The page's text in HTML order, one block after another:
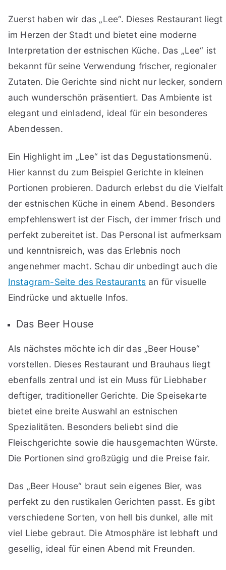
Zuerst haben wir das „Lee“. Dieses Restaurant liegt
im Herzen der Stadt und bietet eine moderne
Interpretation der estnischen Küche. Das „Lee“ ist
bekannt für seine Verwendung frischer, regionaler
Zutaten. Die Gerichte sind nicht nur lecker, sondern
auch wunderschön präsentiert. Das Ambiente ist
elegant und einladend, ideal für ein besonderes
Abendessen.
Ein Highlight im „Lee“ ist das Degustationsmenü.
Hier kannst du zum Beispiel Gerichte in kleinen
Portionen probieren. Dadurch erlebst du die Vielfalt
der estnischen Küche in einem Abend. Besonders
empfehlenswert ist der Fisch, der immer frisch und
perfekt zubereitet ist. Das Personal ist aufmerksam
und kenntnisreich, was das Erlebnis noch
angenehmer macht. Schau dir unbedingt auch die
Instagram-Seite des Restaurantsan für visuelle
Eindrücke und aktuelle Infos.
Das Beer House
Als nächstes möchte ich dir das „Beer House“
vorstellen. Dieses Restaurant und Brauhaus liegt
ebenfalls zentral und ist ein Muss für Liebhaber
deftiger, traditioneller Gerichte. Die Speisekarte
bietet eine breite Auswahl an estnischen
Spezialitäten. Besonders beliebt sind die
Fleischgerichte sowie die hausgemachten Würste.
Die Portionen sind großzügig und die Preise fair.
Das „Beer House“ braut sein eigenes Bier, was
perfekt zu den rustikalen Gerichten passt. Es gibt
verschiedene Sorten, von hell bis dunkel, alle mit
viel Liebe gebraut. Die Atmosphäre ist lebhaft und
gesellig, ideal für einen Abend mit Freunden.